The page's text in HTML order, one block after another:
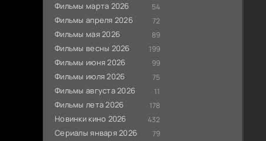
Фильмы марта 2026 54
Фильмы апреля 2026 72
Фильмы мая 2026 89
Фильмы весны 2026 199
Фильмы июня 2026 99
Фильмы июля 2026 75
Фильмы августа 2026 11
Фильмы лета 2026 178
Новинки кино 2026 432
Сериалы января 2026 79